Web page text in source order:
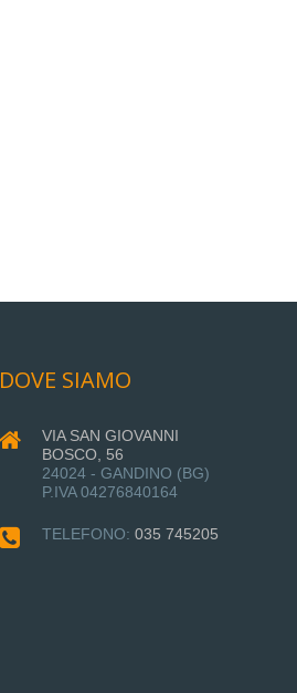
DOVE SIAMO
VIA SAN GIOVANNI
BOSCO, 56
24024 - GANDINO (BG)
P.IVA 04276840164
TELEFONO: 035 745205